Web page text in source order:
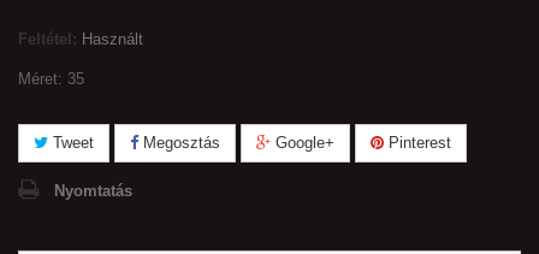
Feltétel: Használt
Méret: 35
Tweet Megosztás Google+ Pinterest
Nyomtatás